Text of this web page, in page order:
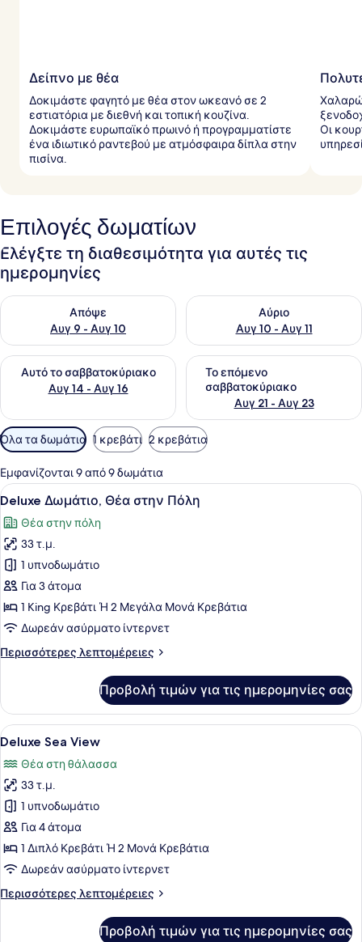
Δείπνο με θέα
Δοκιμάστε φαγητό με θέα στον ωκεανό σε 2
εστιατόρια με διεθνή και τοπική κουζίνα.
Δοκιμάστε ευρωπαϊκό πρωινό ή προγραμματίστε
ένα ιδιωτικό ραντεβού με ατμόσφαιρα δίπλα στην
πισίνα.
Οι
Επιλογές δωματίων
Ελέγξτε τη διαθεσιμότητα για αυτές τις
ημερομηνίες
Απόψε
Αυγ 9 - Αυγ 10
Έλεγχος διαθεσιμότητας για απόψε Αυγ 9 - Αυγ 10
Αύριο
Αυγ 10 - Αυγ 11
Έλεγχος διαθεσιμότητας
Αυτό το σαββατοκύριακο
Αυγ 14 - Αυγ 16
Έλεγχος διαθεσιμότητας για αυτό το σαββατοκύριακο Αυγ
Το επόμενο
σαββατοκύριακο
Αυγ 21 - Αυγ 23
Έλεγχος διαθεσιμότητας
Διαθέσιμα
φίλτρα
για
τα
δωμάτια
Όλα τα δωμάτια 1 κρεβάτι 2 κρεβάτια
Εμφανίζονται 9 από 9 δωμάτια
Προβολή
όλων
των
φωτογραφιών
για
Deluxe
Δωμάτιο,
Θέα
Πόλη
Ένα δωμάτιο ξενοδοχείου με δύο
5
Deluxe Δωμάτιο, Θέα στην Πόλη
Θέα στην πόλη
33 τ.μ.
1 υπνοδωμάτιο
Για 3 άτομα
1 King Κρεβάτι Ή 2 Μεγάλα Μονά Κρεβάτια
Δωρεάν ασύρματο ίντερνετ
Περισσότερες λεπτομέρειες
Περισσότερες
Δωμάτιο,
Θέα
στην
Προβολή τιμών για τις ημερομηνίες σας
Προβολή
όλων
των
φωτογραφιών
για
Deluxe
Sea
View
Ένα σύγχρονο δωμάτιο
8
Deluxe Sea View
Θέα στη θάλασσα
33 τ.μ.
1 υπνοδωμάτιο
Για 4 άτομα
1 Διπλό Κρεβάτι Ή 2 Μονά Κρεβάτια
Δωρεάν ασύρματο ίντερνετ
Περισσότερες λεπτομέρειες
Περισσότερες
Προβολή τιμών για τις ημερομηνίες σας